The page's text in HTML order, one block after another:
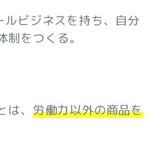
ビジネスを持ち、自分
をつくる。
、 労働力以外の商品を